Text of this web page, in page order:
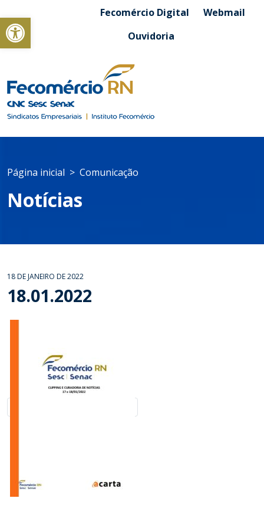
Abrir a barra de ferramentasFecomércio Digital
Webmail
Ouvidoria
Página inicial Comunicação
Notícias
18 DE JANEIRO DE 2022
18.01.2022